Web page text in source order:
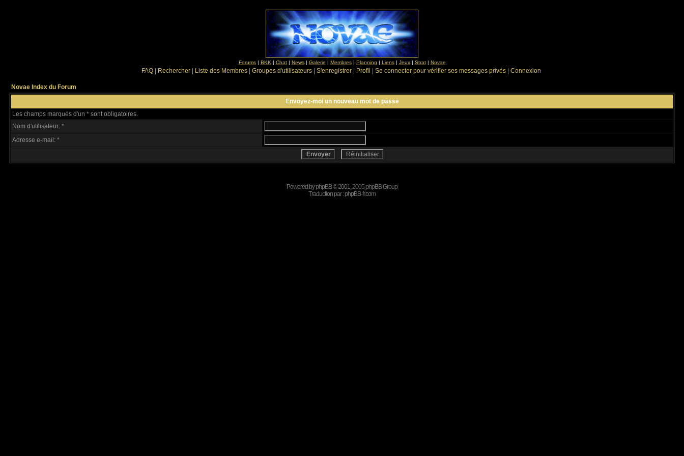
Forums| BKK | Chat| News| Galerie | Membres| Planning | Liens| Jeux| Strat| Novae
FAQ Rechercher Liste des Membres Groupes d'utilisateurs S'enregistrer Profil Se connecter pour vérifier ses messages privés Connexion
Novae Index du Forum
Envoyez-moi un nouveau mot de passe
Les champs marqués d'un * sont obligatoires.
Nom d'utilisateur: *
Adresse e-mail: *
Powered byphpBB© 2001, 2005 phpBB Group
Traduction par :phpBB-fr.com